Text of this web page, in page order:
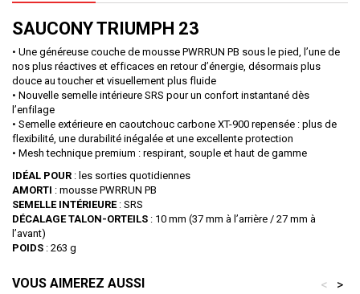
SAUCONY TRIUMPH 23
• Une généreuse couche de mousse PWRRUN PB sous le pied, l’une de
nos plus réactives et efficaces en retour d’énergie, désormais plus
douce au toucher et visuellement plus fluide
• Nouvelle semelle intérieure SRS pour un confort instantané dès
l’enfilage
• Semelle extérieure en caoutchouc carbone XT-900 repensée : plus de
flexibilité, une durabilité inégalée et une excellente protection
• Mesh technique premium : respirant, souple et haut de gamme
IDÉAL POUR : les sorties quotidiennes
AMORTI : mousse PWRRUN PB
SEMELLE INTÉRIEURE: SRS
DÉCALAGE TALON-ORTEILS : 10 mm (37 mm à l’arrière / 27 mm à
l’avant)
POIDS : 263 g
VOUS AIMEREZ AUSSI >
<